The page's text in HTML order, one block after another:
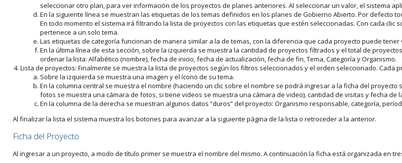
seleccionar otro plan, para ver información de los proyectos de planes anteriores. Al seleccionar un valor, el sistema
En la siguiente línea se muestran las etiquetas de los temas definidos en los planes de Gobierno Abierto. Por defecto
En todo momento el sistema irá filtrando la lista de proyectos con las etiquetas que estén seleccionadas. Con cada
pertenece a un solo tema.
Las etiquetas de categoría funcionan de manera similar a la de temas, con la diferencia que cada proyecto puede tener
En la última línea de esta sección, sobre la izquierda se muestra la cantidad de proyectos filtrados y el total de
ordenar la lista: Alfabético (nombre), fecha de inicio, fecha de actualización, fecha de fin, Tema, Categoría y Organismo.
Lista de proyectos: Finalmente se muestra la lista de proyectos según los filtros seleccionados y el orden seleccionado. Cada
Sobre la izquierda se muestra una imagen y el ícono de su tema.
En la columna central se muestra el nombre (haciendo un clic sobre el nombre se podrá ingresar a la ficha del
fotos se muestra una cámara de fotos, si tiene videos se muestra una cámara de video), cantidad de visitas y fecha de
En la columna de la derecha se muestran algunos datos “duros” del proyecto: Organismo responsable, categoría,
Al finalizar la lista el sistema muestra los botones para avanzar a la siguiente página de la lista o retroceder a la anterior.
Ficha del Proyecto
Al ingresar a un proyecto, a modo de título primer se muestra el nombre del mismo. A continuación la ficha está organizada en